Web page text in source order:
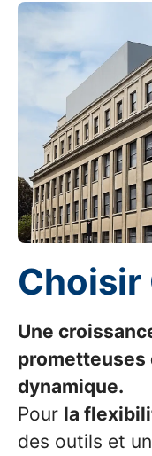
Choisir
Une
prometteuses
dynamique.
Pour la
des outils et